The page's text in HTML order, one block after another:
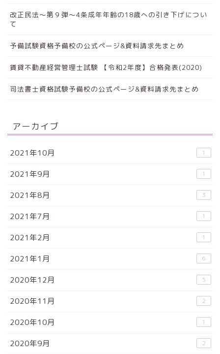
改正民法～第９弾～4条成年年齢の18歳への引き下げについ
て
予備試験資格予備校の公式ページ&資料請求先まとめ
賃貸不動産経営管理士試験 【令和2年度】合格発表(2020)
司法書士資格試験予備校の公式ページ&資料請求先まとめ
アーカイブ
2021年10月 1
2021年9月 1
2021年8月 3
2021年7月 1
2021年2月 1
2021年1月 6
2020年12月 5
2020年11月 2
2020年10月 1
2020年9月 2